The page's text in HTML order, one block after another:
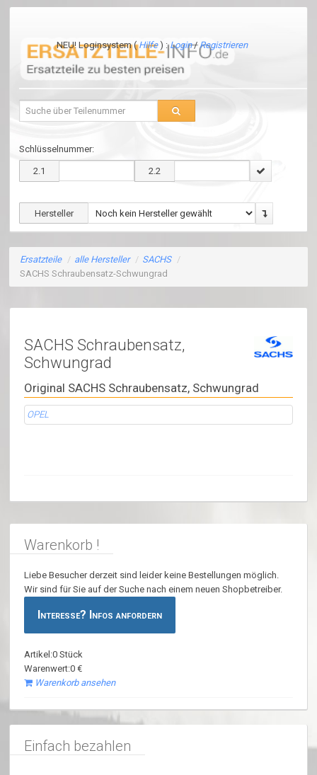
NEU! Loginsystem (Hilfe) :Login/Registrieren
Schlüsselnummer:
2.1 2.2
Hersteller
Ersatzteile / alle Hersteller / SACHS /
SACHS Schraubensatz-Schwungrad
SACHS Schraubensatz,
Schwungrad
Original SACHS Schraubensatz, Schwungrad
OPEL
Warenkorb !
Liebe Besucher derzeit sind leider keine Bestellungen möglich.
Wir sind für Sie auf der Suche nach einem neuen Shopbetreiber.
Interesse? Infos anfordern
Artikel:0 Stück
Warenwert:0 €
Warenkorb ansehen
Einfach bezahlen